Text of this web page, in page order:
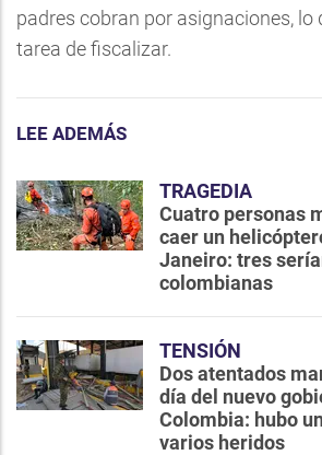
padres cobran por asignaciones, lo
tarea de fiscalizar.
LEE ADEMÁS
TRAGEDIA
Cuatro personas
caer un
Janeiro: tres
colombianas
TENSIÓN
Dos atentados
día del nuevo
Colombia: hubo
varios heridos